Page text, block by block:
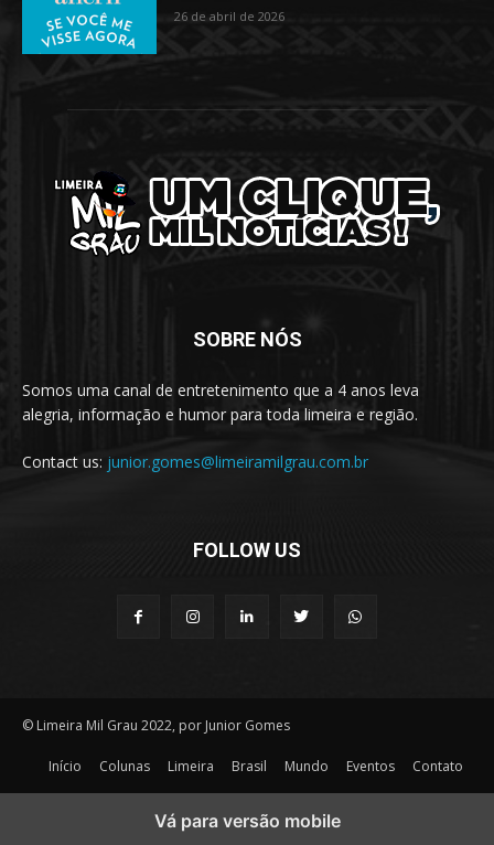
26 de abril de 2026
SOBRE NÓS
Somos uma canal de entretenimento que a 4 anos leva
alegria, informação e humor para toda limeira e região.
Contact us: junior.gomes@limeiramilgrau.com.br
FOLLOW US
© Limeira Mil Grau 2022, por Junior Gomes
Início Colunas Limeira Brasil Mundo Eventos Contato
Vá para versão mobile